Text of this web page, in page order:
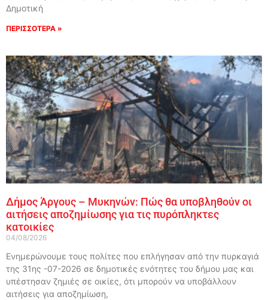
Δημοτική
ΠΕΡΙΣΣΟΤΕΡΑ »
Δήμος Άργους – Μυκηνών: Πώς θα υποβληθούν οι
αιτήσεις αποζημίωσης για τις πυρόπληκτες
κατοικίες
04/08/2026
Ενημερώνουμε τους πολίτες που επλήγησαν από την πυρκαγιά
της 31ης -07-2026 σε δημοτικές ενότητες του δήμου μας και
υπέστησαν ζημιές σε οικίες, ότι μπορούν να υποβάλλουν
αιτήσεις για αποζημίωση,